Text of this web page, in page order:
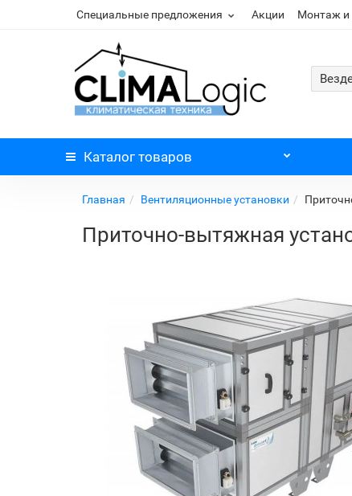
Специальные предложения Акции Монтаж и
Каталог товаров
Главная Вентиляционные установки
Приточно-вытяжная